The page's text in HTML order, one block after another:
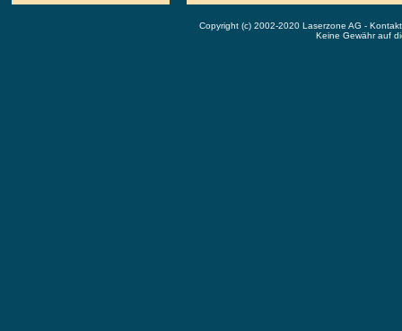
Copyright (c) 2002-2020 Laserzone AG -
Keine Gewähr auf